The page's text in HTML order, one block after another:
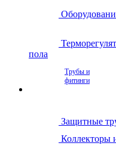
пола
Трубы и
фитинги
Защитные
Коллекторы